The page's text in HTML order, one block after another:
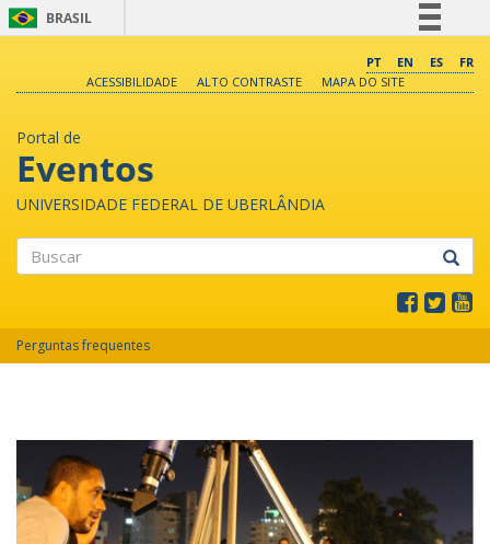
BRASIL
Comunica BR
PT EN ES
FR
ACESSIBILIDADE
ALTO CONTRASTE MAPA DO SITE
Portal de
Eventos
UNIVERSIDADE FEDERAL DE UBERLÂNDIA
Perguntas frequentes